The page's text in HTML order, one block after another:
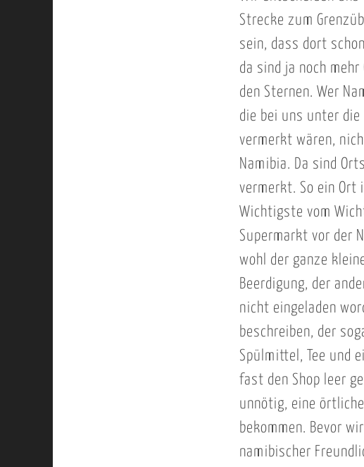
Strecke zum
sein, dass dort
da sind ja noch
den Sternen. Wer
die bei uns unter
vermerkt wären,
Namibia. Da sind
vermerkt. So ein
Wichtigste vom
Supermarkt vor der
wohl der ganze
Beerdigung, der
nicht eingeladen
beschreiben, der
Spülmittel, Tee und
fast den Shop leer
unnötig, eine
bekommen. Bevor
namibischer